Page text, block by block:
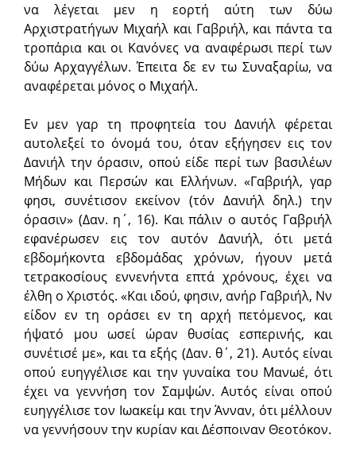
να λέγεται μεν η εορτή αύτη των δύω
Αρχιστρατήγων Μιχαήλ και Γαβριήλ, και πάντα τα
τροπάρια και οι Kανόνες να αναφέρωσι περί των
δύω Αρχαγγέλων. Έπειτα δε εν τω Συναξαρίω, να
αναφέρεται μόνος ο Μιχαήλ.
Εν μεν γαρ τη προφητεία του Δανιήλ φέρεται
αυτολεξεί το όνομά του, όταν εξήγησεν εις τον
Δανιήλ την όρασιν, οπού είδε περί των βασιλέων
Μήδων και Περσών και Ελλήνων. «Γαβριήλ, γαρ
φησι, συνέτισον εκείνον (τόν Δανιήλ δηλ.) την
όρασιν» (Δαν. η΄, 16). Και πάλιν ο αυτός Γαβριήλ
εφανέρωσεν εις τον αυτόν Δανιήλ, ότι μετά
εβδομήκοντα εβδομάδας χρόνων, ήγουν μετά
τετρακοσίους εννενήντα επτά χρόνους, έχει να
έλθη ο Χριστός. «Και ιδού, φησιν, ανήρ Γαβριήλ, Νν
είδον εν τη οράσει εν τη αρχή πετόμενος, και
ήψατό μου ωσεί ώραν θυσίας εσπερινής, και
συνέτισέ με», και τα εξής (Δαν. θ΄, 21). Αυτός είναι
οπού ευηγγέλισε και την γυναίκα του Μανωέ, ότι
έχει να γεννήση τον Σαμψών. Αυτός είναι οπού
ευηγγέλισε τον Ιωακείμ και την Άνναν, ότι μέλλουν
να γεννήσουν την κυρίαν και Δέσποιναν Θεοτόκον.